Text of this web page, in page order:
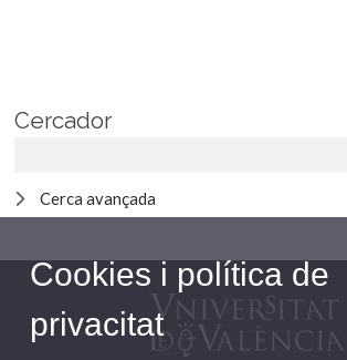
Cercador
Cerca avançada
Cookies i política de
privacitat